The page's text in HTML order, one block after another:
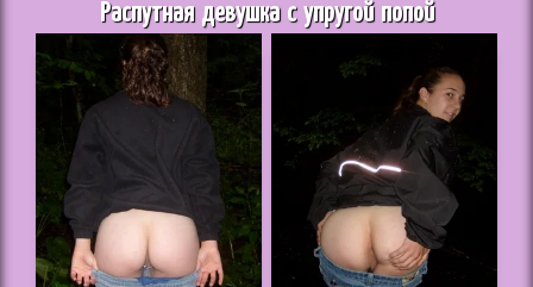
Распутная девушка с упругой попой